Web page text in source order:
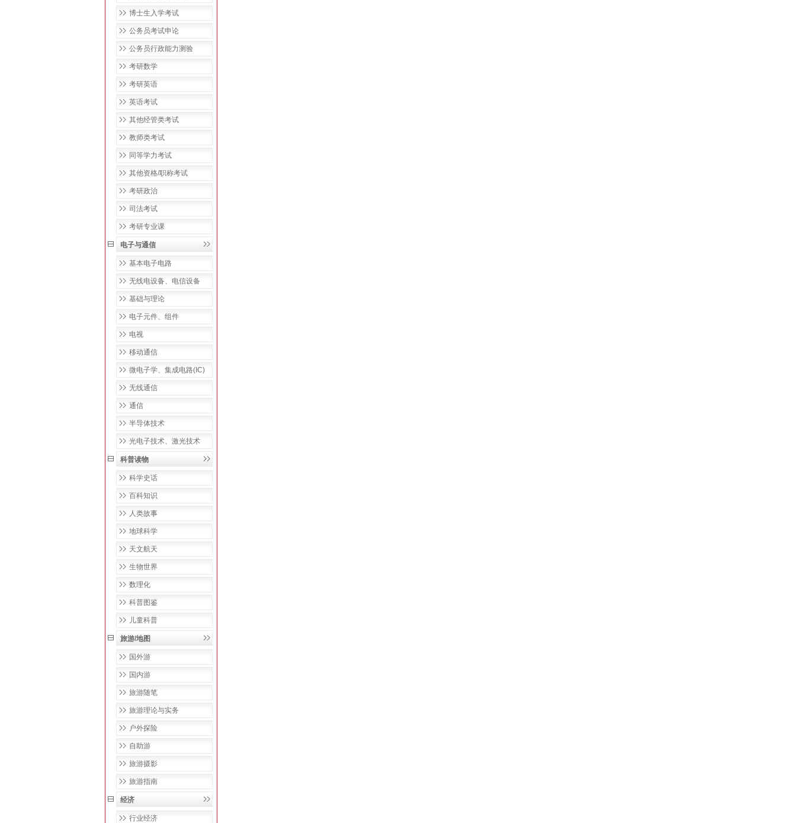
博士生入学考试
公务员考试申论
公务员行政能力测验
考研数学
考研英语
英语考试
其他经管类考试
教师类考试
同等学力考试
其他资格/职称考试
考研政治
司法考试
考研专业课
电子与通信
基本电子电路
无线电设备、电信设备
基础与理论
电子元件、组件
电视
移动通信
微电子学、集成电路(IC)
无线通信
通信
半导体技术
光电子技术、激光技术
科普读物
科学史话
百科知识
人类故事
地球科学
天文航天
生物世界
数理化
科普图鉴
儿童科普
旅游/地图
国外游
国内游
旅游随笔
旅游理论与实务
户外探险
自助游
旅游摄影
旅游指南
经济
行业经济